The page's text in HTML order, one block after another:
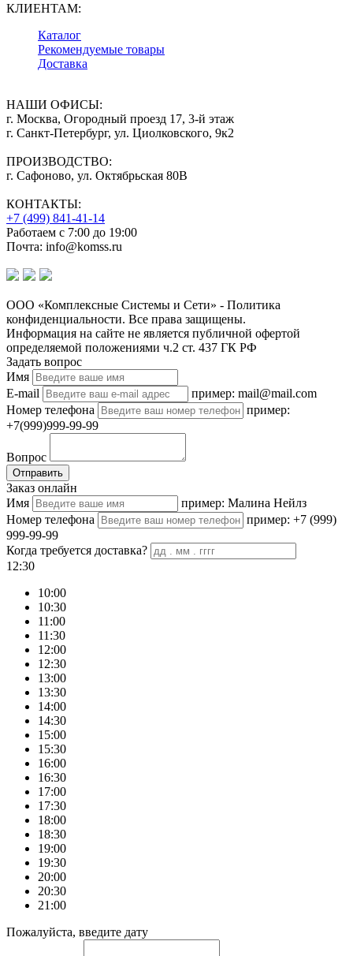
КЛИЕНТАМ:
Каталог
Рекомендуемые товары
Доставка
НАШИ ОФИСЫ:
г. Москва, Огородный проезд 17, 3-й этаж
г. Санкт-Петербург, ул. Циолковского, 9к2
ПРОИЗВОДСТВО:
г. Сафоново, ул. Октябрьская 80В
КОНТАКТЫ:
+7 (499) 841-41-14
Работаем с 7:00 до 19:00
Почта: info@komss.ru
ООО «Комплексные Системы и Сети» - Политика
конфиденциальности. Все права защищены.
Информация на сайте не является публичной офертой
определяемой положениями ч.2 ст. 437 ГК РФ
Задать вопрос
Имя
E-mail
пример: mail@mail.com
Номер телефона
пример:
+7(999)999-99-99
Вопрос
Отправить
Заказ онлайн
Имя
пример: Малина Нейлз
Номер телефона
пример: +7 (999)
999-99-99
Когда требуется доставка?
12:30
10:00
10:30
11:00
11:30
12:00
12:30
13:00
13:30
14:00
14:30
15:00
15:30
16:00
16:30
17:00
17:30
18:00
18:30
19:00
19:30
20:00
20:30
21:00
Пожалуйста, введите дату